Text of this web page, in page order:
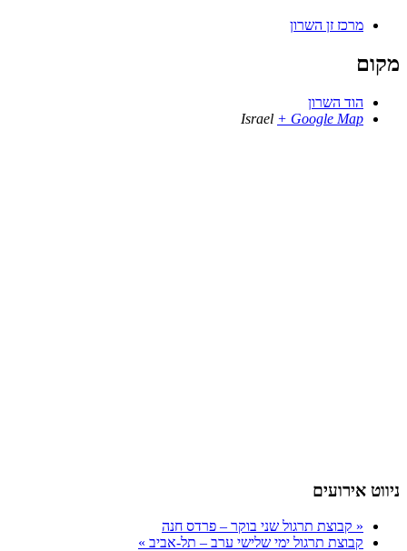
מרכז זן השרון
מקום
הוד השרון
Israel + Google Map
ניווט אירועים
« קבוצת תרגול שני בוקר – פרדס חנה
קבוצת תרגול ימי שלישי ערב – תל-אביב »